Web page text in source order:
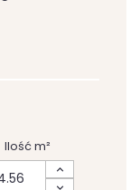
Ilość m²